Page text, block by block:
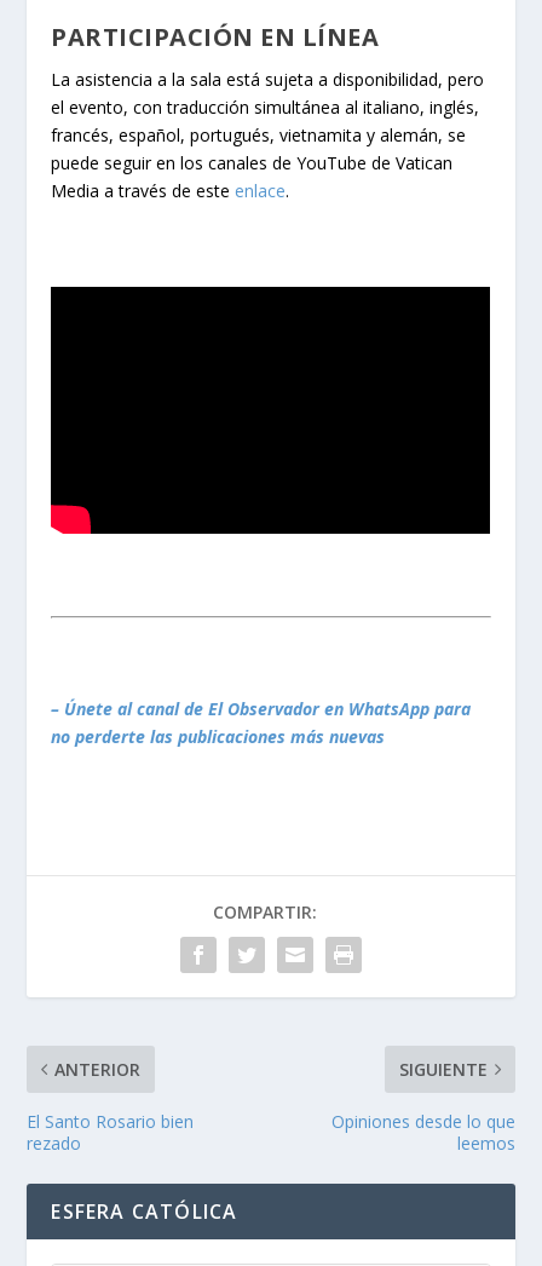
PARTICIPACIÓN EN LÍNEA
La asistencia a la sala está sujeta a disponibilidad, pero
el evento, con traducción simultánea al italiano, inglés,
francés, español, portugués, vietnamita y alemán, se
puede seguir en los canales de YouTube de Vatican
Media a través de este enlace.
– Únete al canal de El Observador en WhatsApp para
no perderte las publicaciones más nuevas
COMPARTIR:
ANTERIOR
El Santo Rosario bien
rezado
SIGUIENTE
Opiniones desde lo que
leemos
ESFERA CATÓLICA